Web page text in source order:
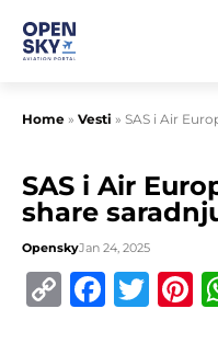
Home » Vesti » SAS i Air
SAS i Air
share
OpenskyJan 24, 2025
Copy